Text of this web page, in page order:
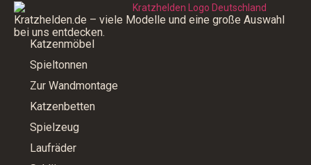
Kratzhelden.de – viele Modelle und eine große Auswahl
bei uns entdecken.
Katzenmöbel
Spieltonnen
Zur Wandmontage
Katzenbetten
Spielzeug
Laufräder